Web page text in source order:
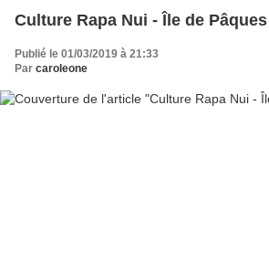
Culture Rapa Nui - Île de Pâques
Publié le 01/03/2019 à 21:33
Par caroleone